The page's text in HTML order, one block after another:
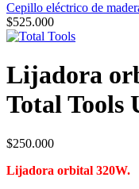
Cepillo eléctrico de
$525.000
Lijadora
Total Tools
$250.000
Lijadora orbital 320W.